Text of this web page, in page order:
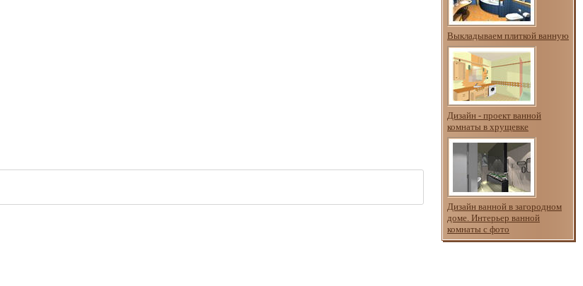
Выкладываем плиткой ванную
Дизайн - проект ванной
комнаты в хрущевке
Дизайн ванной в загородном
доме. Интерьер ванной
комнаты с фото